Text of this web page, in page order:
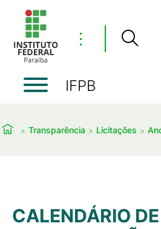
⋮
IFPB
Transparência Licitações
CALENDÁRIO DE